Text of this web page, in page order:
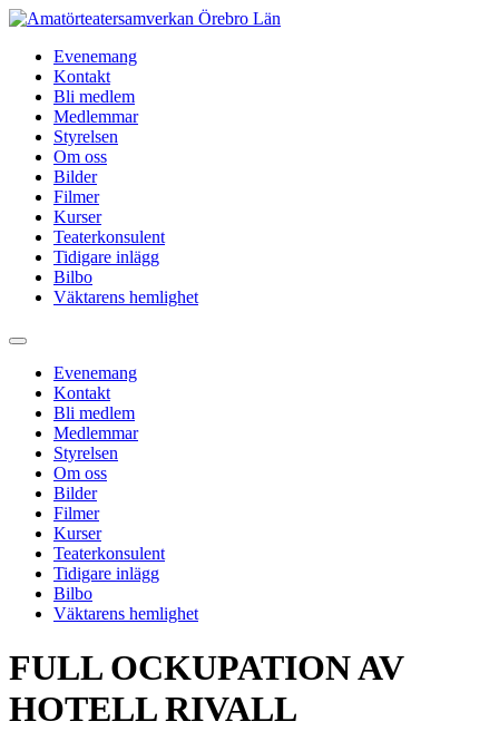
Hoppa
innehållEvenemang
Kontakt
Bli medlem
Medlemmar
Styrelsen
Om oss
Bilder
Filmer
Kurser
Teaterkonsulent
Tidigare inlägg
Bilbo
Väktarens hemlighet
Evenemang
Kontakt
Bli medlem
Medlemmar
Styrelsen
Om oss
Bilder
Filmer
Kurser
Teaterkonsulent
Tidigare inlägg
Bilbo
Väktarens hemlighet
FULL OCKUPATION AV
HOTELL RIVALL